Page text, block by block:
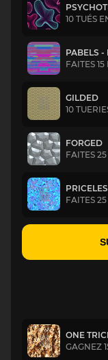
10 TUÉS
PABELS -
FAITES
GILDED
10
FORGED
FAITES
FAITES
ONE
GAGNEZ